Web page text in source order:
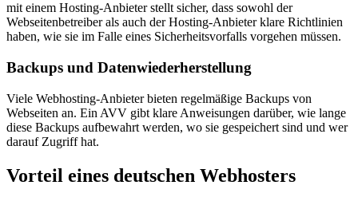
mit einem Hosting-Anbieter stellt sicher, dass sowohl der
Webseitenbetreiber als auch der Hosting-Anbieter klare Richtlinien
haben, wie sie im Falle eines Sicherheitsvorfalls vorgehen müssen.
Backups und Datenwiederherstellung
Viele Webhosting-Anbieter bieten regelmäßige Backups von
Webseiten an. Ein AVV gibt klare Anweisungen darüber, wie lange
diese Backups aufbewahrt werden, wo sie gespeichert sind und wer
darauf Zugriff hat.
Vorteil eines deutschen Webhosters